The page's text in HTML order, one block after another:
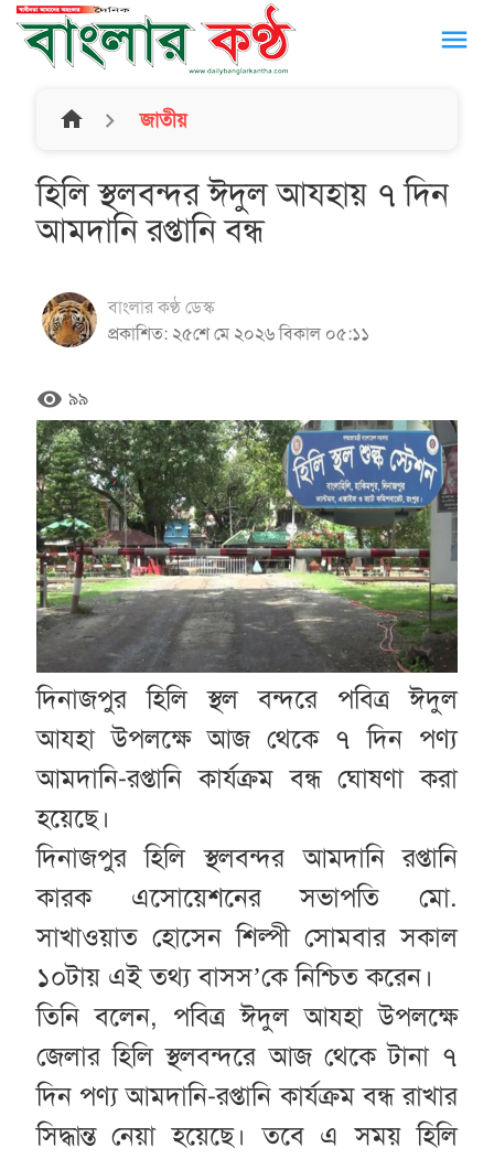
menu
home জাতীয়
হিলি স্থলবন্দর ঈদুল আযহায় ৭ দিন
আমদানি রপ্তানি বন্ধ
বাংলার কণ্ঠ ডেস্ক
প্রকাশিত: ২৫শে মে ২০২৬ বিকাল ০৫:১১
remove_red_eye ৯৯
দিনাজপুর হিলি স্থল বন্দরে পবিত্র ঈদুল
আযহা উপলক্ষে আজ থেকে ৭ দিন পণ্য
আমদানি-রপ্তানি কার্যক্রম বন্ধ ঘোষণা করা
হয়েছে।
দিনাজপুর হিলি স্থলবন্দর আমদানি রপ্তানি
কারক এসোয়েশনের সভাপতি মো.
সাখাওয়াত হোসেন শিল্পী সোমবার সকাল
১০টায় এই তথ্য বাসস’কে নিশ্চিত করেন।
তিনি বলেন, পবিত্র ঈদুল আযহা উপলক্ষে
জেলার হিলি স্থলবন্দরে আজ থেকে টানা ৭
দিন পণ্য আমদানি-রপ্তানি কার্যক্রম বন্ধ রাখার
সিদ্ধান্ত নেয়া হয়েছে। তবে এ সময় হিলি